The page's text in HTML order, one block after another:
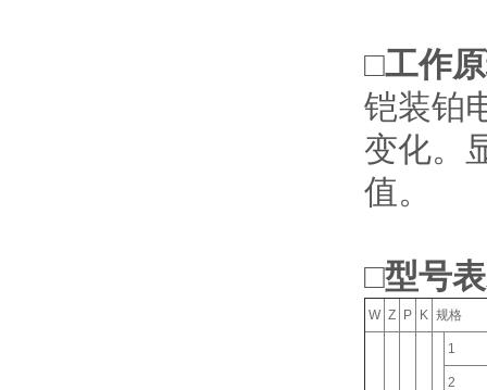
□工作
铠装铂
变化。
值。
□型号
W Z P K 规格
1
2